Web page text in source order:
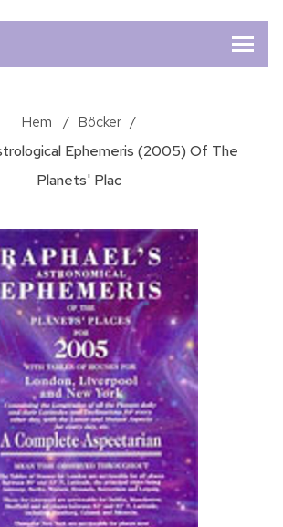
Hem / Böcker /
Ephemeris (2005) Of The
Planets' Plac